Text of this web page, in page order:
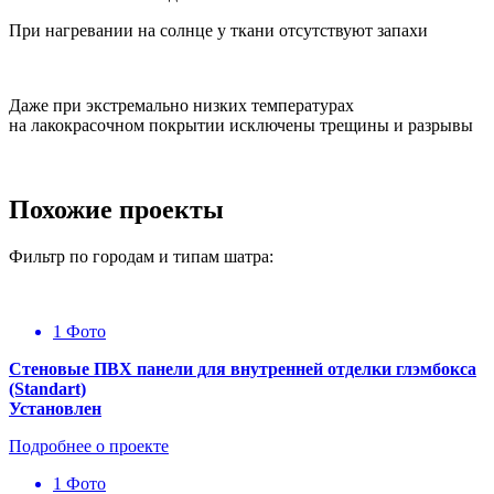
При нагревании на солнце у ткани отсутствуют запахи
Даже при экстремально низких температурах
на лакокрасочном покрытии исключены трещины и разрывы
Похожие проекты
Фильтр по городам и типам шатра:
1 Фото
Стеновые ПВХ панели для внутренней отделки глэмбокса
(Standart)
Установлен
Подробнее о проекте
1 Фото